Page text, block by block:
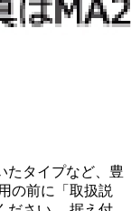
たタイプなど、豊
の前に「取扱説